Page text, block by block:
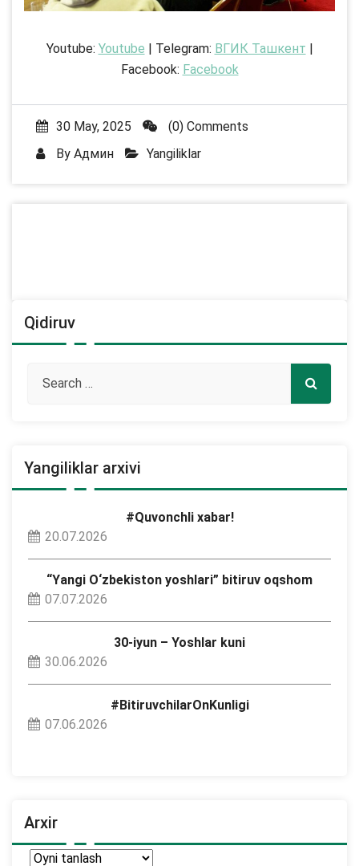
Youtube: Youtube | Telegram: ВГИК Ташкент |
Facebook: Facebook
30 May, 2025
(0) Comments
By Админ Yangiliklar
Qidiruv
Yangiliklar arxivi
#Quvonchli xabar!
20.07.2026
“Yangi O‘zbekiston yoshlari” bitiruv oqshom
07.07.2026
30-iyun – Yoshlar kuni
30.06.2026
#BitiruvchilarOnKunligi
07.06.2026
Arxir
Arxir